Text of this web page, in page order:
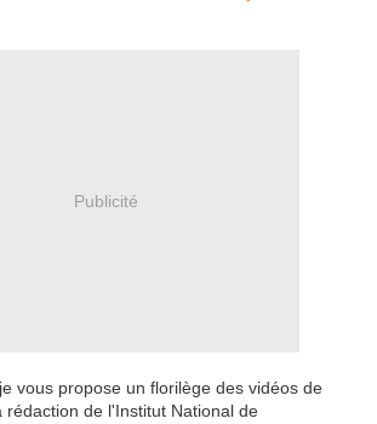
Publicité
vous propose un florilège des vidéos de
rédaction de l'Institut National de